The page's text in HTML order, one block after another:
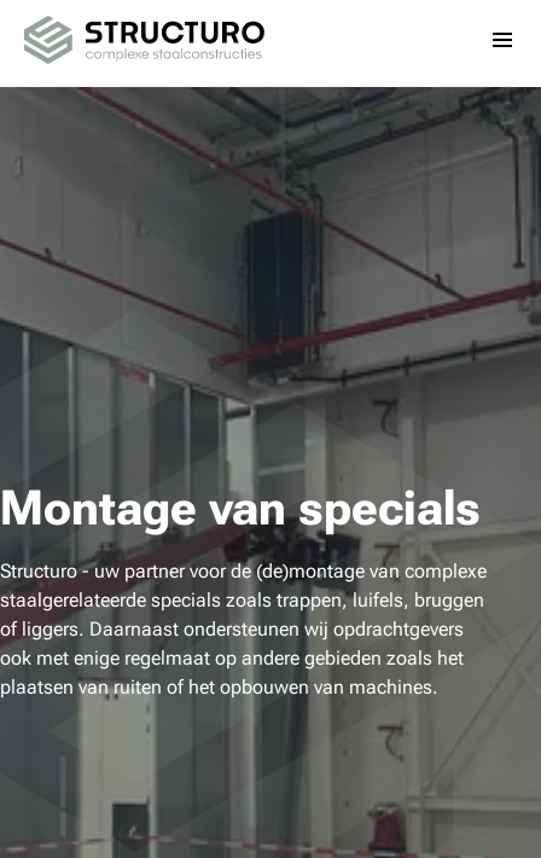
Montage van specials
Structuro - uw partner voor de (de)montage van complexe
staalgerelateerde specials zoals trappen, luifels, bruggen
of liggers. Daarnaast ondersteunen wij opdrachtgevers
ook met enige regelmaat op andere gebieden zoals het
plaatsen van ruiten of het opbouwen van machines.
Montage staalconstructies
Diensten
Structuro
Afspraak maken
info@structuro.nl
Kootwijkerbroek